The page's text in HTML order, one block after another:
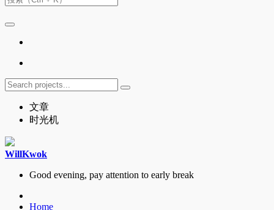
文章
时光机
WillKwok
Good evening, pay attention to early break
Home